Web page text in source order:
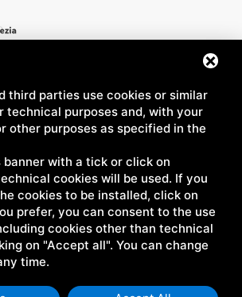
third parties use cookies or similar
technical purposes and, with your
other purposes as specified in the
with a tick or click on
cookies will be used. If you
cookies to be installed, click on
prefer, you can consent to the use
cookies other than technical
on "Accept all". You can change
time.